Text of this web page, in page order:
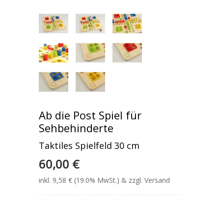
Ab die Post Spiel für
Sehbehinderte
Taktiles Spielfeld 30 cm
60,00 €
inkl. 9,58 € (19.0% MwSt.) & zzgl. Versand